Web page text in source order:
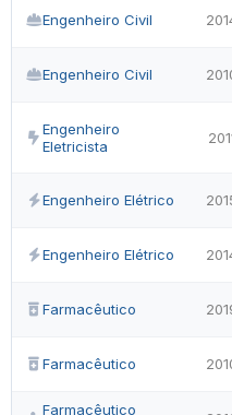
Engenheiro Civil
Engenheiro Civil
Engenheiro
Eletricista
Engenheiro Elétrico
Engenheiro Elétrico
Farmacêutico
Farmacêutico
Farmacêutico